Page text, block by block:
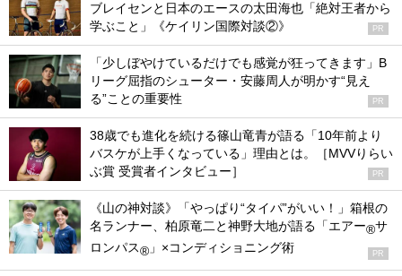
ブレイセンと日本のエースの太田海也「絶対王者から
学ぶこと」《ケイリン国際対談②》
PR
「少しぼやけているだけでも感覚が狂ってきます」B
リーグ屈指のシューター・安藤周人が明かす“見え
る”ことの重要性
PR
38歳でも進化を続ける篠山竜青が語る「10年前より
バスケが上手くなっている」理由とは。［MVVりらい
ぶ賞 受賞者インタビュー］
PR
《山の神対談》「やっぱり“タイパ”がいい！」箱根の
名ランナー、柏原竜二と神野大地が語る「エアー®サ
ロンパス® 」×コンディショニング術 PR